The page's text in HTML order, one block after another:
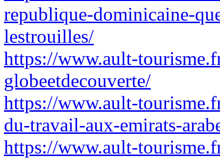
republique-dominicaine-
lestrouilles/
https://www.ault-
globeetdecouverte/
https://www.ault-
du-travail-aux-emirats-
https://www.ault-